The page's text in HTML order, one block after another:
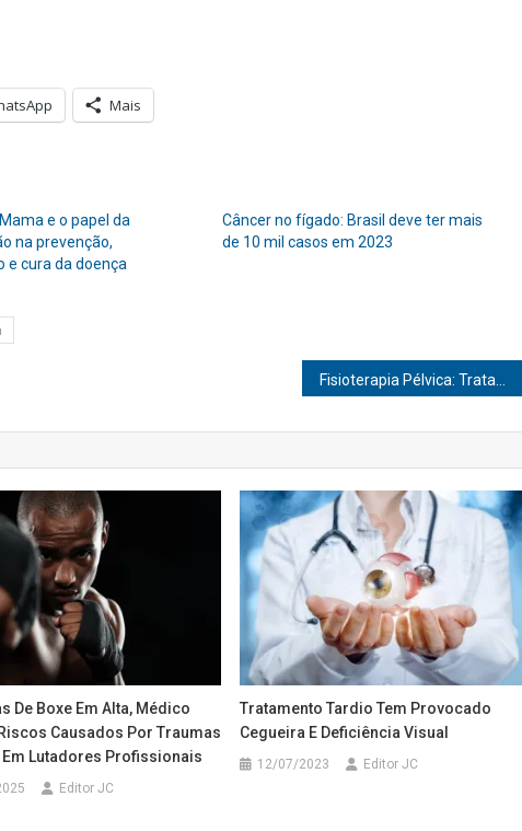
Mais
e o papel da
na prevenção,
e cura da doença
Câncer no fígado: Brasil deve ter mais
de 10 mil casos em 2023
De Boxe Em Alta, Médico
Causados Por Traumas
Em Lutadores Profissionais
Editor JC
Tratamento Tardio Tem Provocado
Cegueira E Deficiência Visual
12/07/2023 Editor JC